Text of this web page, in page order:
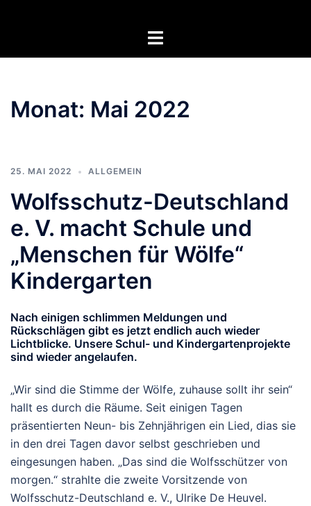
Menü
Monat: Mai 2022
25. MAI 2022 ALLGEMEIN
Wolfsschutz-Deutschland
e. V. macht Schule und
„Menschen für Wölfe“
Kindergarten
Nach einigen schlimmen Meldungen und
Rückschlägen gibt es jetzt endlich auch wieder
Lichtblicke. Unsere Schul- und Kindergartenprojekte
sind wieder angelaufen.
„Wir sind die Stimme der Wölfe, zuhause sollt ihr sein“
hallt es durch die Räume. Seit einigen Tagen
präsentierten Neun- bis Zehnjährigen ein Lied, dias sie
in den drei Tagen davor selbst geschrieben und
eingesungen haben. „Das sind die Wolfsschützer von
morgen.“ strahlte die zweite Vorsitzende von
Wolfsschutz-Deutschland e. V., Ulrike De Heuvel.